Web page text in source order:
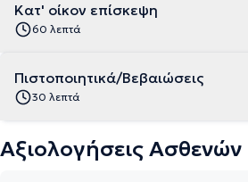
Κατ' οίκον επίσκεψη
60 λεπτά
Πιστοποιητικά/Βεβαιώσεις
30 λεπτά
Αξιολογήσεις Ασθενών